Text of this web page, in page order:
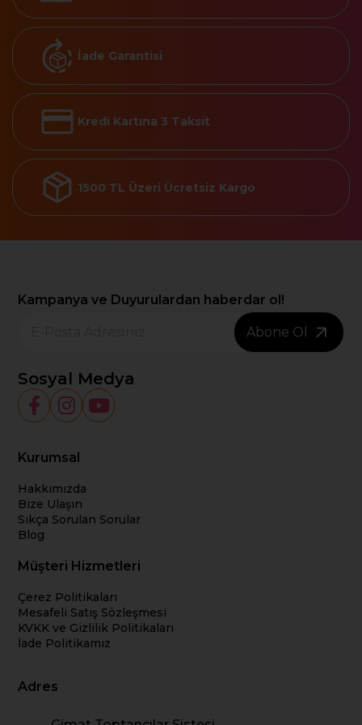
İade Garantisi
Kredi Kartına 3 Taksit
1500 TL Üzeri Ücretsiz Kargo
Kampanya ve Duyurulardan haberdar ol!
Abone Ol
Sosyal Medya
Kurumsal
Hakkımızda
Bize Ulaşın
Sıkça Sorulan Sorular
Blog
Müşteri Hizmetleri
Çerez Politikaları
Mesafeli Satış Sözleşmesi
KVKK ve Gizlilik Politikaları
İade Politikamız
Adres